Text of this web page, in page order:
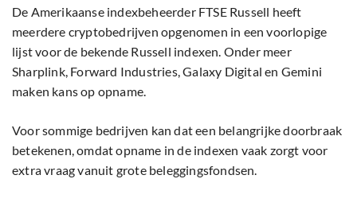
De Amerikaanse indexbeheerder FTSE Russell heeft
meerdere cryptobedrijven opgenomen in een voorlopige
lijst voor de bekende Russell indexen. Onder meer
Sharplink, Forward Industries, Galaxy Digital en Gemini
maken kans op opname.
Voor sommige bedrijven kan dat een belangrijke doorbraak
betekenen, omdat opname in de indexen vaak zorgt voor
extra vraag vanuit grote beleggingsfondsen.